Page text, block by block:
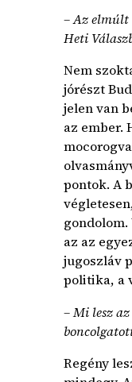
– Az elmúlt
Heti
Nem
jórészt
jelen van
az ember.
pontok. A
az az
jugoszláv
politika, a
– Mi lesz
Regény